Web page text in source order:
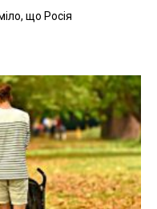
що Росія